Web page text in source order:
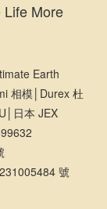
More
Earth
相模│Durex 杜
日本 JEX
號